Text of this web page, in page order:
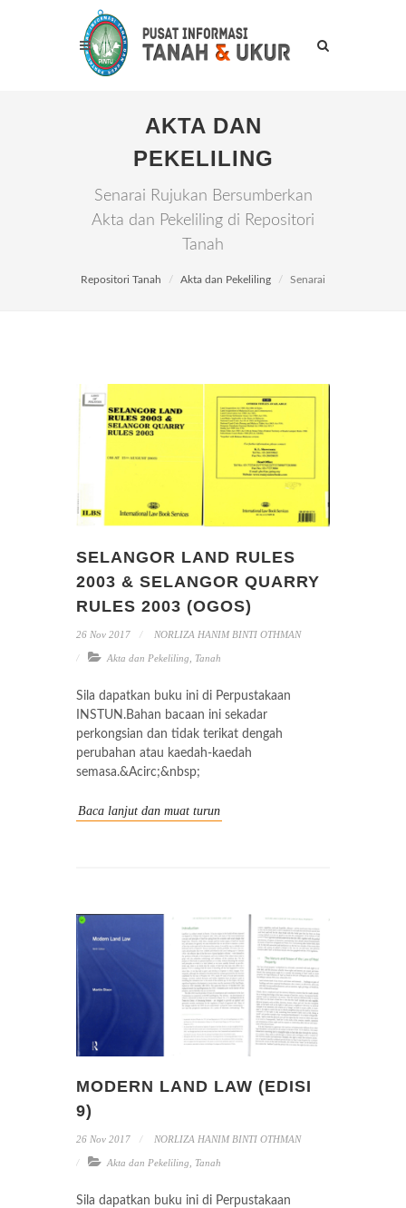
AKTA DAN
PEKELILING
Senarai Rujukan Bersumberkan
Akta dan Pekeliling di Repositori
Tanah
Repositori Tanah Akta dan Pekeliling Senarai
SELANGOR LAND RULES
2003 & SELANGOR QUARRY
RULES 2003 (OGOS)
26 Nov 2017 NORLIZA HANIM BINTI OTHMAN
Akta dan Pekeliling Tanah
Sila dapatkan buku ini di Perpustakaan
INSTUN.Bahan bacaan ini sekadar
perkongsian dan tidak terikat dengah
perubahan atau kaedah-kaedah
semasa.&Acirc;&nbsp;
Baca lanjut dan muat turun
MODERN LAND LAW (EDISI
9)
26 Nov 2017 NORLIZA HANIM BINTI OTHMAN
Akta dan Pekeliling Tanah
Sila dapatkan buku ini di Perpustakaan